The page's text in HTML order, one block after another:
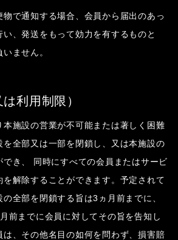
で通知する場合、会員から届出のあっ
、発送をもって効力を有するものと
ません。
利用制限）
施設の営業が不可能または著しく困難
を全部又は一部を閉鎖し、又は本施設の
き、 同時にすべての会員またはサービ
を解除することができます。予定されて
全部を閉鎖する旨は3ヵ月前までに、
前までに会員に対してその旨を告知し
は、その他名目の如何を問わず、損害賠